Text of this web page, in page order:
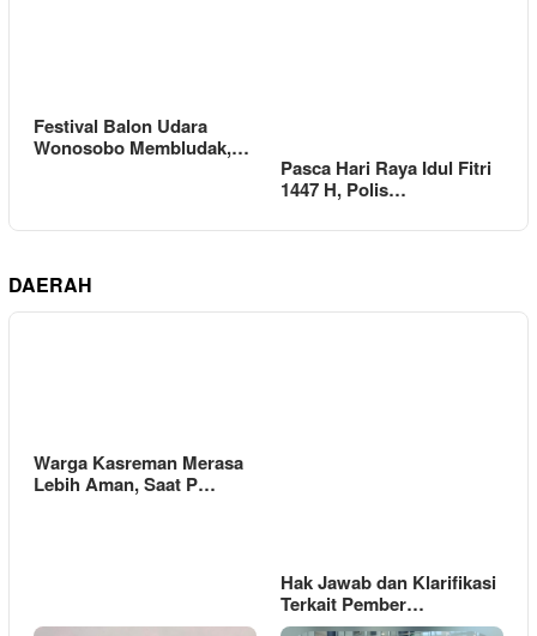
Festival Balon Udara
Wonosobo Membludak,…
Pasca Hari Raya Idul Fitri
1447 H, Polis…
DAERAH
Warga Kasreman Merasa
Lebih Aman, Saat P…
Hak Jawab dan Klarifikasi
Terkait Pember…